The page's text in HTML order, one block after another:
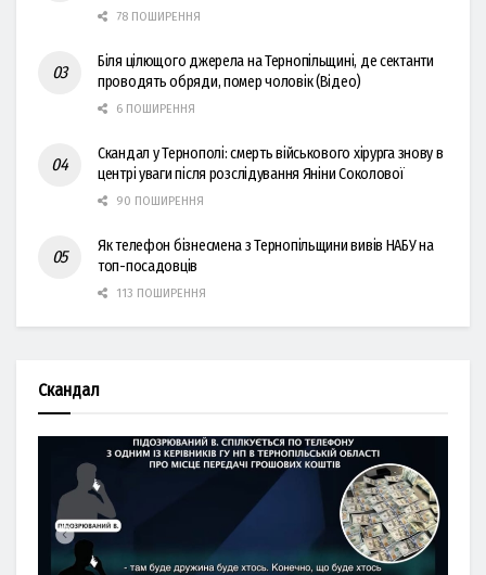
78 ПОШИРЕННЯ
Біля цілющого джерела на Тернопільщині, де сектанти
проводять обряди, помер чоловік (Відео)
6 ПОШИРЕННЯ
Скандал у Тернополі: смерть військового хірурга знову в
центрі уваги після розслідування Яніни Соколової
90 ПОШИРЕННЯ
Як телефон бізнесмена з Тернопільщини вивів НАБУ на
топ-посадовців
113 ПОШИРЕННЯ
Скандал